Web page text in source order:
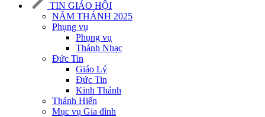
TIN GIÁO HỘI
NĂM THÁNH 2025
Phụng vụ
Phụng vụ
Thánh Nhạc
Đức Tin
Giáo Lý
Đức Tin
Kinh Thánh
Thánh Hiến
Mục vụ Gia đình